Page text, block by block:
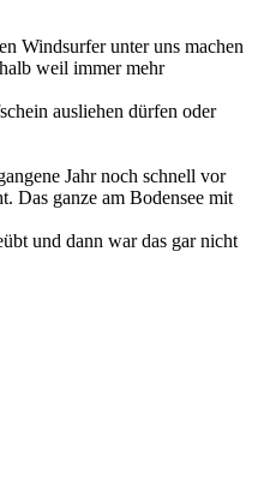
Windsurfer unter uns machen
weil immer mehr
ausliehen dürfen oder
Jahr noch schnell vor
Das ganze am Bodensee mit
und dann war das gar nicht